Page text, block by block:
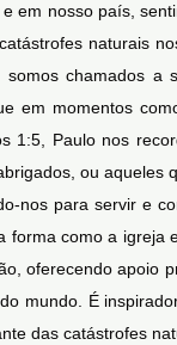
em nosso país,
naturais
chamados
em momentos
Paulo nos
ou
nos para servir e
como a igreja
oferecendo apoio
mundo. É
das catástrofes